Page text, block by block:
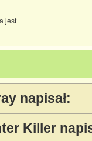
jest
napisał:
Killer